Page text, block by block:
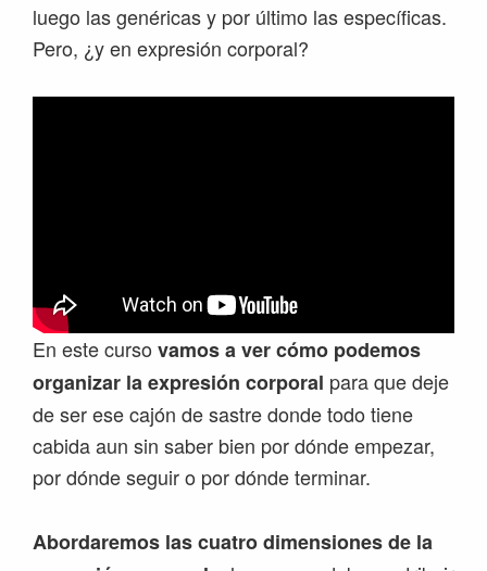
luego las genéricas y por último las específicas.
Pero, ¿y en expresión corporal?
En este curso vamos a ver cómo podemos
organizar la expresión corporal para que deje
de ser ese cajón de sastre donde todo tiene
cabida aun sin saber bien por dónde empezar,
por dónde seguir o por dónde terminar.
Abordaremos las cuatro dimensiones de la